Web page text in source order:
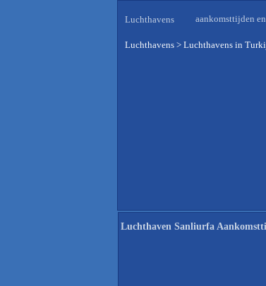
Luchthavens aankomsttijden
Luchthavens > Luchthavens in
Luchthaven Sanliurfa